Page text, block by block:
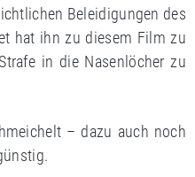
Beleidigungen des
hat ihn zu diesem Film zu
in die Nasenlöcher zu
– dazu auch noch